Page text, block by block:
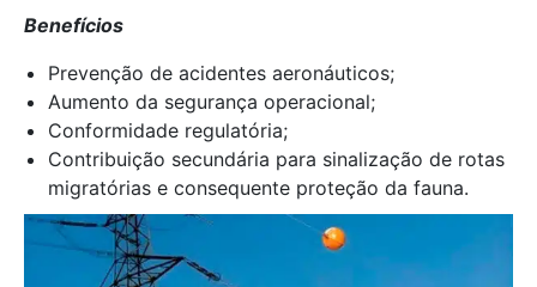
Benefícios
Prevenção de acidentes aeronáuticos;
Aumento da segurança operacional;
Conformidade regulatória;
Contribuição secundária para sinalização de rotas
migratórias e consequente proteção da fauna.